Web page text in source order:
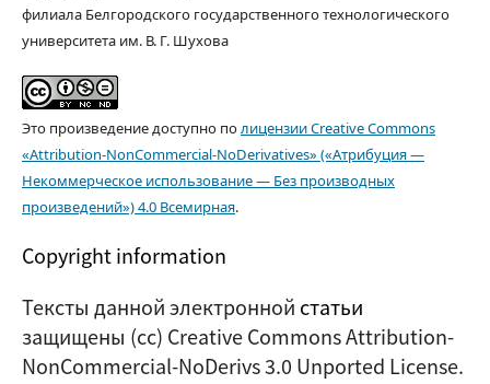
филиала Белгородского государственного технологического
университета им. В. Г. Шухова
Это произведение доступно полицензии Creative Commons
«Attribution-NonCommercial-NoDerivatives» («Атрибуция —
Некоммерческое использование — Без производных
произведений») 4.0 Всемирная.
Copyright information
Тексты данной электронной статьи
защищены (cc) Creative Commons Attribution-
NonCommercial-NoDerivs 3.0 Unported License.